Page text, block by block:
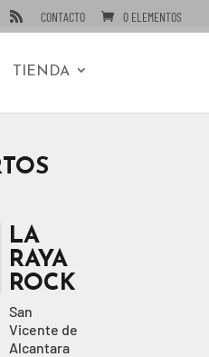
CONTACTO 0 ELEMENTOS
TIENDA
LA
RAYA
ROCK
San
Vicente de
Alcantara